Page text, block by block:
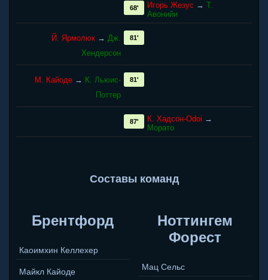
Игорь Жезус → Т.
Авонийи
68'
Й. Ярмолюк → Дж.
Хендерсон
81'
М. Кайоде → К. Льюис-
Поттер
81'
К. Хадсон-Оdoi →
Морато
87'
Составы команд
Брентфорд
Каоимхин Келлехер
Майкл Кайоде
Ноттингем
Форест
Мац Сельс